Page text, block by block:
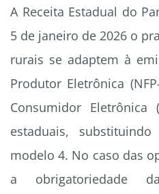
A Receita Estadual do
5 de janeiro de 2026 o
rurais se adaptem à
Produtor Eletrônica
Consumidor Eletrônica
estaduais,
modelo 4. No caso das
a obrigatoriedade